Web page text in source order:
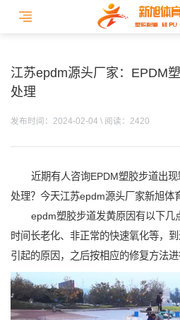
江苏epdm源头厂家：EPDM
处理
发布时间：2024-02-04 \ 阅读：2420
近期有人咨询EPDM塑胶步道出
处理？今天江苏epdm源头厂家新旭体
epdm塑胶步道发黄原因有以下几
时间长老化、非正常的快速氧化等，
引起的原因，之后按相应的修复方法进